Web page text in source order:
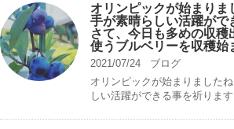
オリンピックが始まりま
手が素晴らしい活躍がで
さて、今日も多めの収穫
使うブルベリーを収穫始
2021/07/24
ブログ
オリンピックが始まりました
しい活躍ができる事を祈ります